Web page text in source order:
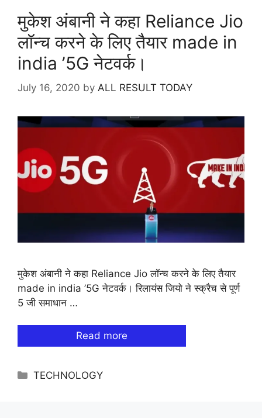
मुकेश अंबानी ने कहा Reliance Jio
लॉन्च करने के लिए तैयार made in
india ’5G नेटवर्क।
July 16, 2020 by ALL RESULT TODAY
मुकेश अंबानी ने कहा Reliance Jio लॉन्च करने के लिए तैयार
made in india ’5G नेटवर्क। रिलायंस जियो ने स्क्रैच से पूर्ण
5 जी समाधान …
Read more
Categories
TECHNOLOGY